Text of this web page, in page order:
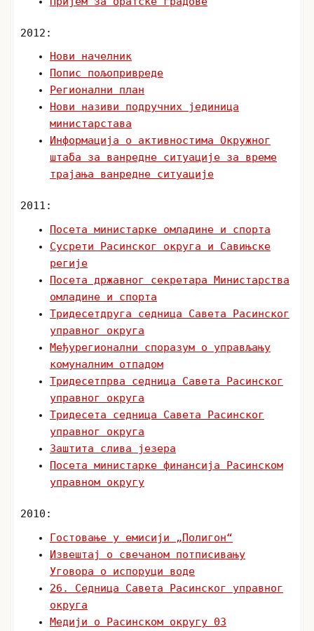
2012:
Нови начелник
Попис пољопривреде
Регионални план
Нови називи подручних јединица
министарстава
Информација о активностима Окружног
штаба за ванредне ситуације за време
трајања ванредне ситуације
2011:
Посета министарке омладине и спорта
Сусрети Расинског округа и Савињске
регије
Посета државног секретара Министарства
омладине и спорта
Тридесетдруга седница Савета Расинског
управног округа
Међурегионални споразум о управљању
комуналним отпадом
Тридесетпрва седница Савета Расинског
управног округа
Тридесета седница Савета Расинског
управног округа
Заштита слива језера
Посета министарке финансија Расинском
управном округу
2010:
Гостовање у емисији „Полигон“
Извештај о свечаном потписивању
Уговора о испоруци воде
26. Седница Савета Расинског управног
округа
Медији о Расинском округу 03